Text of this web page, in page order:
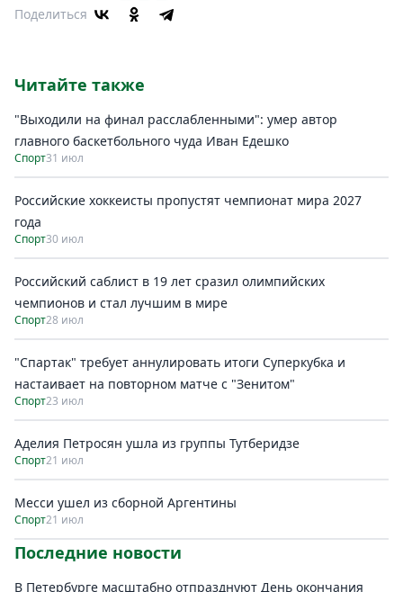
Поделиться
Читайте также
"Выходили на финал расслабленными": умер автор
главного баскетбольного чуда Иван Едешко
Спорт31 июл
Российские хоккеисты пропустят чемпионат мира 2027
года
Спорт30 июл
Российский саблист в 19 лет сразил олимпийских
чемпионов и стал лучшим в мире
Спорт28 июл
"Спартак" требует аннулировать итоги Суперкубка и
настаивает на повторном матче с "Зенитом"
Спорт23 июл
Аделия Петросян ушла из группы Тутберидзе
Спорт21 июл
Месси ушел из сборной Аргентины
Спорт21 июл
Последние новости
В Петербурге масштабно отпразднуют День окончания